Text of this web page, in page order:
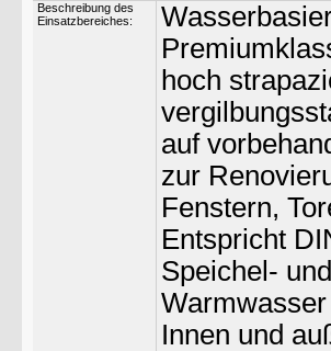
Beschreibung des
Einsatzbereiches:
hoch
auf
zur
Fenstern,
Entspricht
Speichel-
Innen und